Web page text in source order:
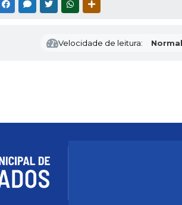
FACEBOOKMESSENGER
TWITTERWHATSAPP
Velocidade de leitura: